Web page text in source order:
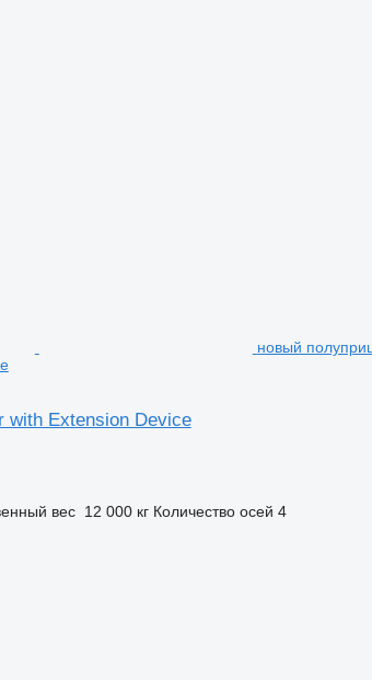
новый
with Extension Device
вес 12 000 кг Количество осей 4